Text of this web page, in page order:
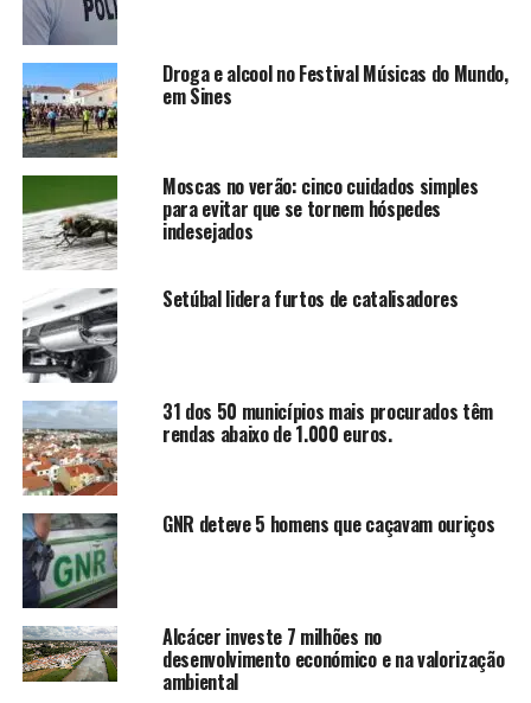
Droga e alcool no Festival Músicas do Mundo,
em Sines
Moscas no verão: cinco cuidados simples
para evitar que se tornem hóspedes
indesejados
Setúbal lidera furtos de catalisadores
31 dos 50 municípios mais procurados têm
rendas abaixo de 1.000 euros.
GNR deteve 5 homens que caçavam ouriços
Alcácer investe 7 milhões no
desenvolvimento económico e na valorização
ambiental